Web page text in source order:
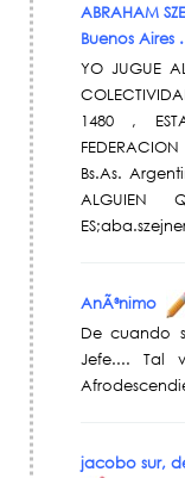
ABRAHAM
Buenos Aires
YO JUGUE
1480 ,
Bs.As.
ALGUIEN
AnÃ³nimo
De cuando
Jefe.... Tal
jacobo sur,